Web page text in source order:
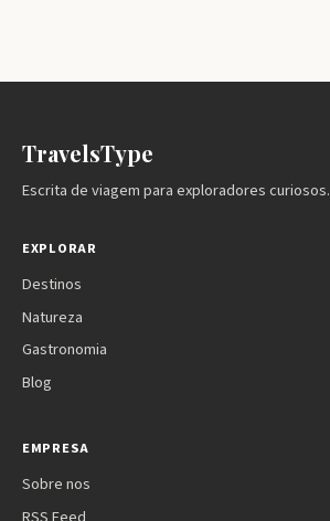
TravelsType
Escrita de viagem para exploradores curiosos.
EXPLORAR
Destinos
Natureza
Gastronomia
Blog
EMPRESA
Sobre nos